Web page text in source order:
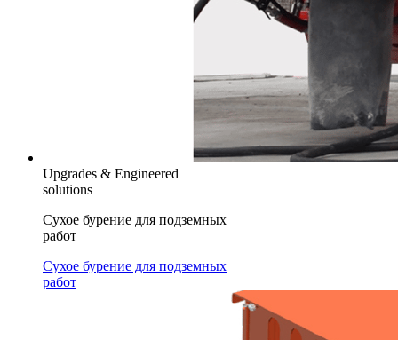
Upgrades & Engineered
solutions
Сухое бурение для подземных
работ
Сухое бурение для подземных
работ